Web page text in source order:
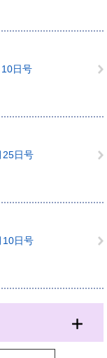
日号
日号
日号